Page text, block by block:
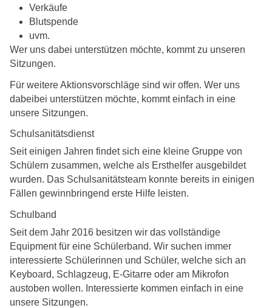
Verkäufe
Blutspende
uvm.
Wer uns dabei unterstützen möchte, kommt zu unseren
Sitzungen.
Für weitere Aktionsvorschläge sind wir offen. Wer uns
dabeibei unterstützen möchte, kommt einfach in eine
unsere Sitzungen.
Schulsanitätsdienst
Seit einigen Jahren findet sich eine kleine Gruppe von
Schülern zusammen, welche als Ersthelfer ausgebildet
wurden. Das Schulsanitätsteam konnte bereits in einigen
Fällen gewinnbringend erste Hilfe leisten.
Schulband
Seit dem Jahr 2016 besitzen wir das vollständige
Equipment für eine Schülerband. Wir suchen immer
interessierte Schülerinnen und Schüler, welche sich an
Keyboard, Schlagzeug, E-Gitarre oder am Mikrofon
austoben wollen. Interessierte kommen einfach in eine
unsere Sitzungen.